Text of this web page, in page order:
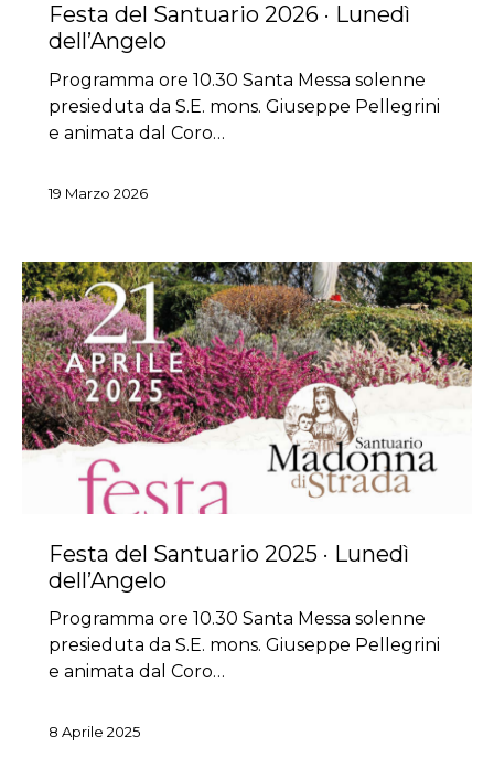
Festa del Santuario 2026 · Lunedì
dell’Angelo
Programma ore 10.30 Santa Messa solenne
presieduta da S.E. mons. Giuseppe Pellegrini
e animata dal Coro…
19 Marzo 2026
Festa del Santuario 2025 · Lunedì
dell’Angelo
Programma ore 10.30 Santa Messa solenne
presieduta da S.E. mons. Giuseppe Pellegrini
e animata dal Coro…
8 Aprile 2025